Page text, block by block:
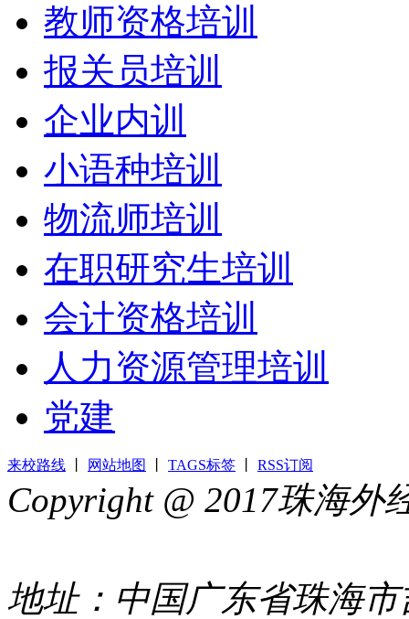
教师资格培训
报关员培训
企业内训
小语种培训
物流师培训
在职研究生培训
会计资格培训
人力资源管理培训
党建
来校路线 网站地图 TAGS标签 RSS订阅
Copyright @ 2017珠海
地址：中国广东省珠海